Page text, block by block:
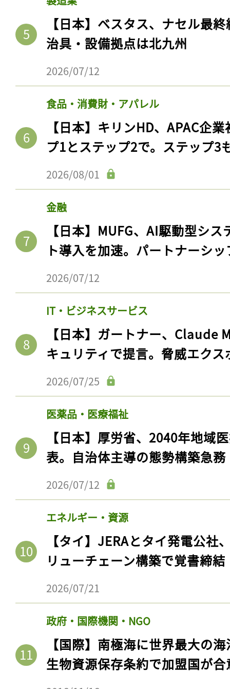
【日本】ベスタス、ナセル最
治具・設備拠点は北九州
2026/07/12
食品・消費財・アパレル
【日本】キリンHD、APAC企
プ1とステップ2で。ステップ3
2026/08/01
金融
【日本】MUFG、AI駆動型シ
ト導入を加速。パートナーシ
2026/07/12
IT・ビジネスサービス
【日本】ガートナー、Claude
キュリティで提言。脅威エク
2026/07/25
医薬品・医療福祉
【日本】厚労省、2040年地域
表。自治体主導の態勢構築急務
2026/07/12
エネルギー・資源
【タイ】JERAとタイ発電公社
リューチェーン構築で覚書締結
2026/07/21
政府・国際機関・NGO
【国際】南極海に世界最大の
生物資源保存条約で加盟国が合